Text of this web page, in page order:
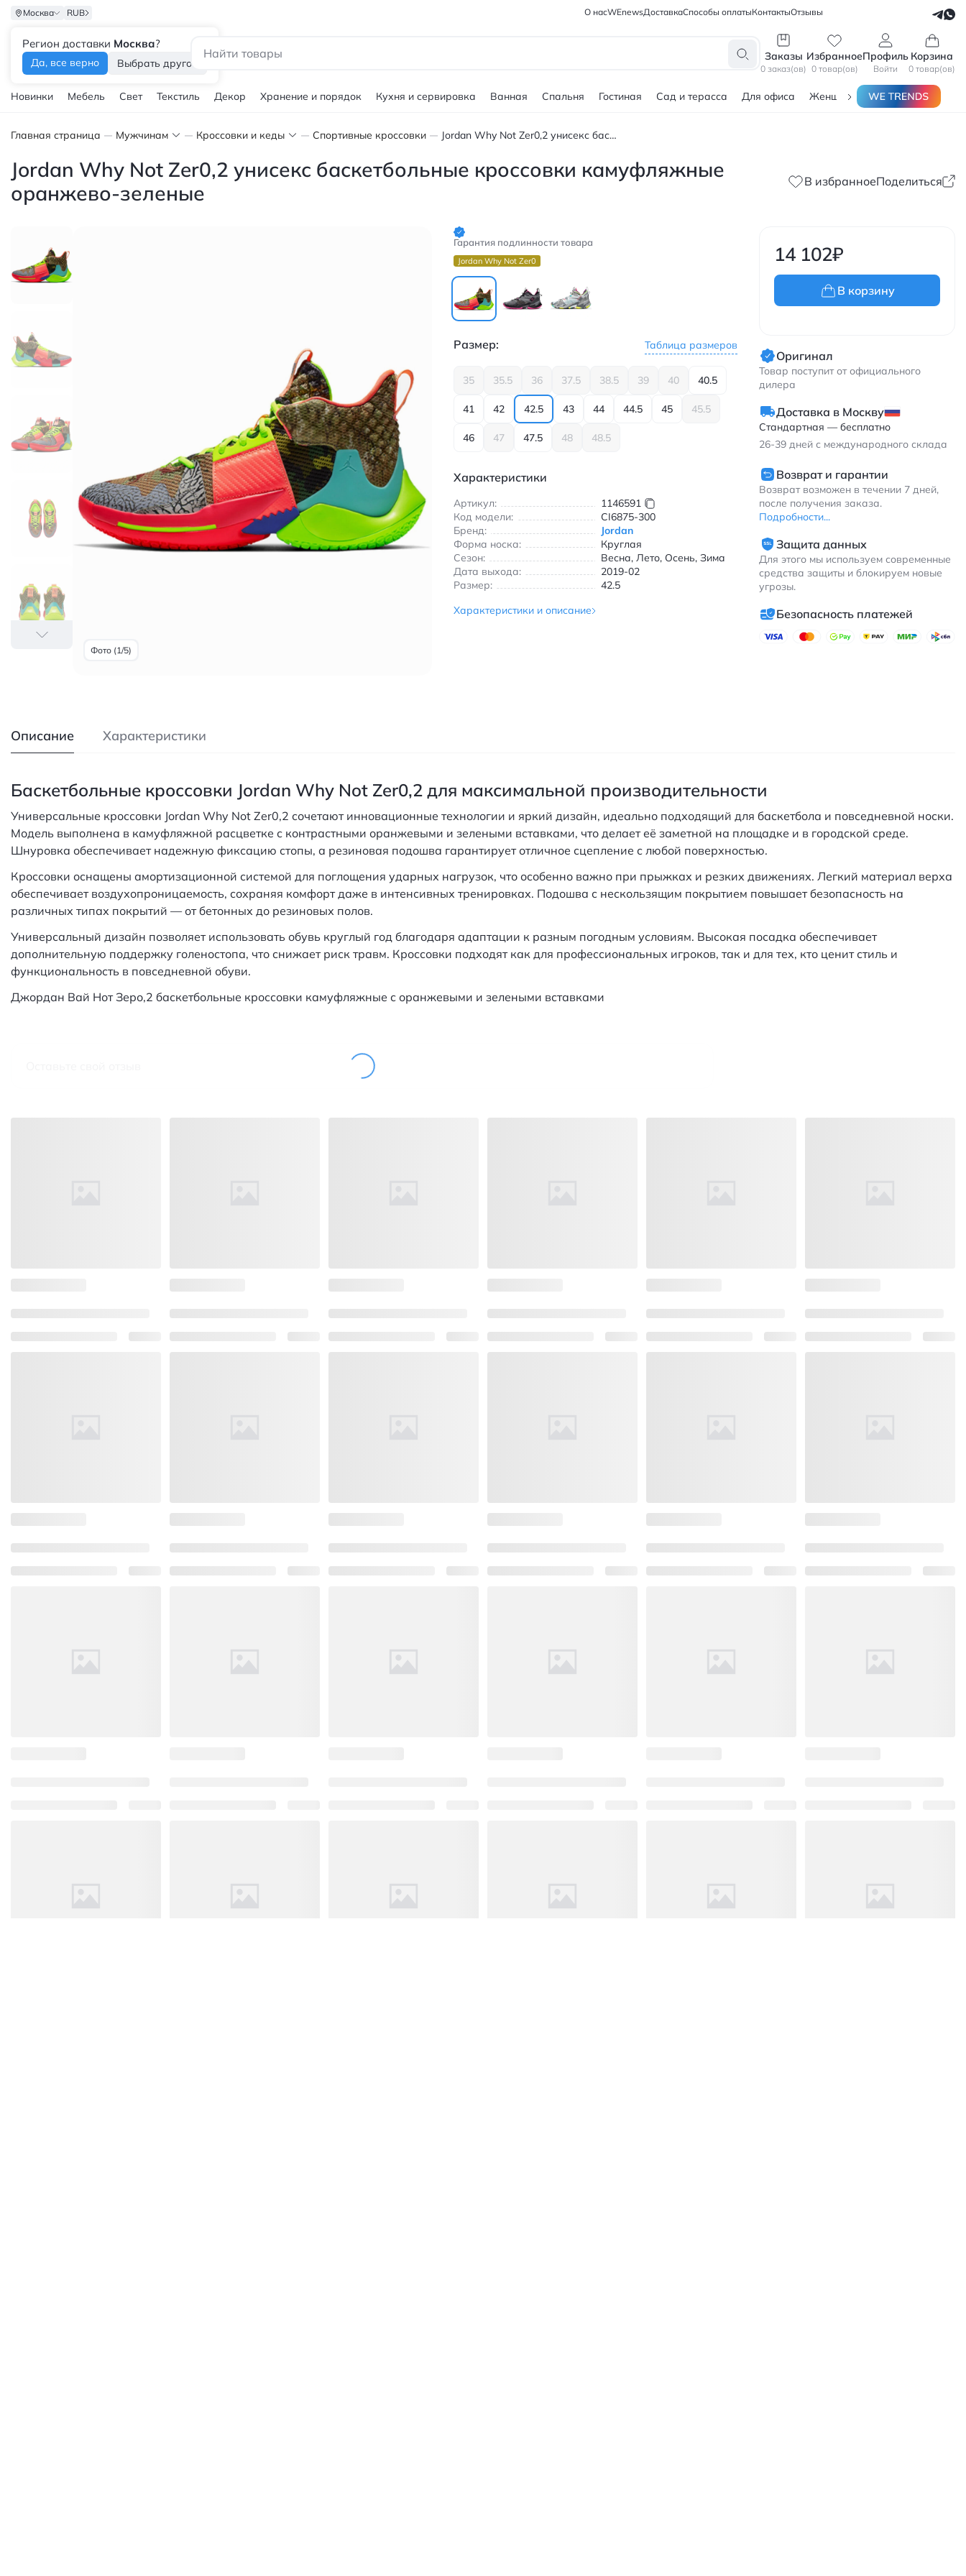
Москва
Регион доставки Москва?
Да, все верно Выбрать другой
RUB О насWEnewsДоставкаСпособы оплатыКонтактыОтзывы
Заказы
0 заказ(ов)
Избранное
0 товар(ов)
Профиль
Войти
Корзина
0 товар(ов)
Новинки Мебель Свет Текстиль Декор Хранение и порядок Кухня и сервировка Ванная Спальня Гостиная Сад и терасса Для офиса Женщинам Мужчинам
Главная страница Мужчинам Кроссовки и кеды Спортивные кроссовки Jordan Why Not Zer0,2 унисекс баскетбольные кроссовки камуфляжные оранжево-зеленые
Jordan Why Not Zer0,2 унисекс баскетбольные кроссовки камуфляжные
оранжево-зеленые
В избранноеПоделиться
Фото (1/5)
Гарантия подлинности товара
Jordan Why Not Zer0
Размер: Таблица размеров
35 35.5 36 37.5 38.5 39 40 40.5
41 42 42.5 43 44 44.5 45 45.5
46 47 47.5 48 48.5
Характеристики
Артикул:
1146591
Код модели:
CI6875-300
Бренд:
Jordan
Форма носка:
Круглая
Сезон:
Весна, Лето, Осень, Зима
Дата выхода:
2019-02
Размер:
42.5
Характеристики и описание
14 102₽
В корзину
Оригинал
Товар поступит от официального
дилера
Доставка в Москву
Стандартная — бесплатно
26-39 дней с международного склада
Возврат и гарантии
Возврат возможен в течении 7 дней,
после получения заказа.
Подробности...
Защита данных
Для этого мы используем современные
средства защиты и блокируем новые
угрозы.
Безопасность платежей
Описание Характеристики
Баскетбольные кроссовки Jordan Why Not Zer0,2 для максимальной производительности
Универсальные кроссовки Jordan Why Not Zer0,2 сочетают инновационные технологии и яркий дизайн, идеально подходящий для баскетбола и повседневной носки.
Модель выполнена в камуфляжной расцветке с контрастными оранжевыми и зелеными вставками, что делает её заметной на площадке и в городской среде.
Шнуровка обеспечивает надежную фиксацию стопы, а резиновая подошва гарантирует отличное сцепление с любой поверхностью.
Кроссовки оснащены амортизационной системой для поглощения ударных нагрузок, что особенно важно при прыжках и резких движениях. Легкий материал верха
обеспечивает воздухопроницаемость, сохраняя комфорт даже в интенсивных тренировках. Подошва с нескользящим покрытием повышает безопасность на
различных типах покрытий — от бетонных до резиновых полов.
Универсальный дизайн позволяет использовать обувь круглый год благодаря адаптации к разным погодным условиям. Высокая посадка обеспечивает
дополнительную поддержку голеностопа, что снижает риск травм. Кроссовки подходят как для профессиональных игроков, так и для тех, кто ценит стиль и
функциональность в повседневной обуви.
Джордан Вай Нот Зеро,2 баскетбольные кроссовки камуфляжные с оранжевыми и зелеными вставками